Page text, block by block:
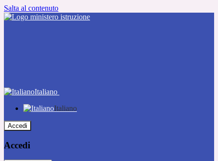
Salta al contenuto
Italiano
Italiano
Accedi
Accedi